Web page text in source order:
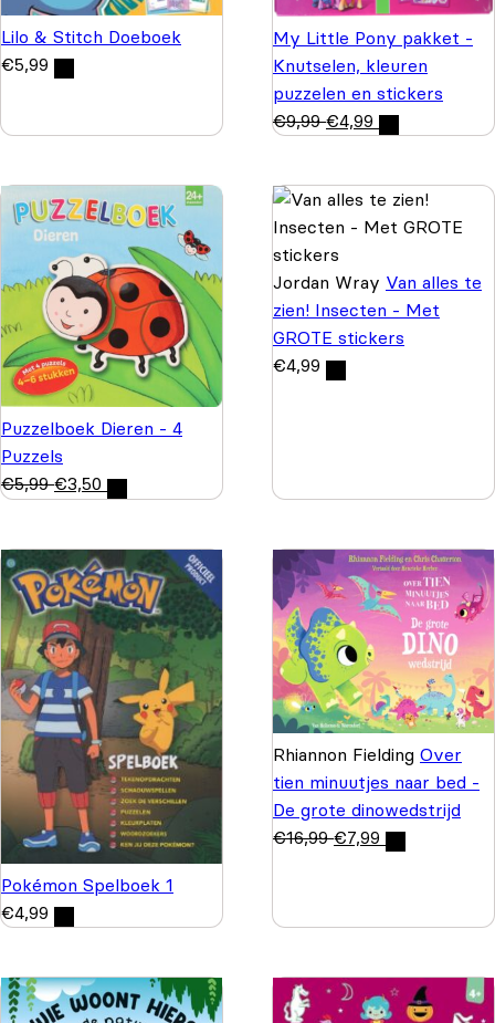
Lilo & Stitch Doeboek
€5,99
My Little Pony pakket -
Knutselen, kleuren
puzzelen en stickers
€9,99 €4,99
Puzzelboek Dieren - 4
Puzzels
€5,99 €3,50
Jordan Wray Van alles te
zien! Insecten - Met
GROTE stickers
€4,99
Pokémon Spelboek 1
€4,99
Rhiannon Fielding Over
tien minuutjes naar bed -
De grote dinowedstrijd
€16,99 €7,99